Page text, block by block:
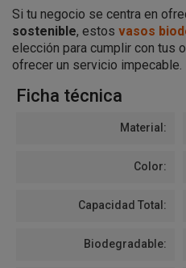
Si tu negocio se centra en
sostenible, estos vasos
elección para cumplir con tus
ofrecer un servicio impecable.
Ficha técnica
Material:
Color:
Capacidad Total:
Biodegradable: